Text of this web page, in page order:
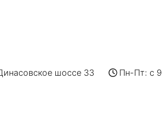
шоссе 33 Пн-Пт: с